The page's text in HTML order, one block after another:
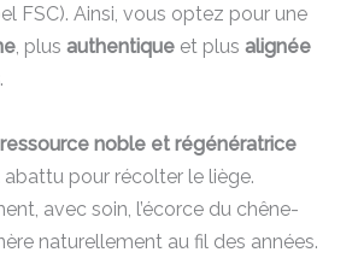
FSC). Ainsi, vous optez pour une
, plus authentiqueet plus alignée
.
noble et régénératrice
abattu pour récolter le liège.
avec soin, l’écorce du chêne-
naturellement au fil des années.